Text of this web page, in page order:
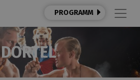
PROGRAMM
DORTEL